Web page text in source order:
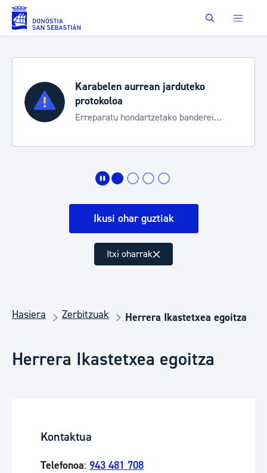
Eduki nagusira joan Buscar
Karabelen aurrean jarduteko
protokoloa
Erreparatu hondartzetako banderei
Ikusi ohar guztiak
Itxi oharrak
Hasiera Zerbitzuak Herrera Ikastetxea egoitza
Herrera Ikastetxea egoitza
Kontaktua
Telefonoa: 943 481 708